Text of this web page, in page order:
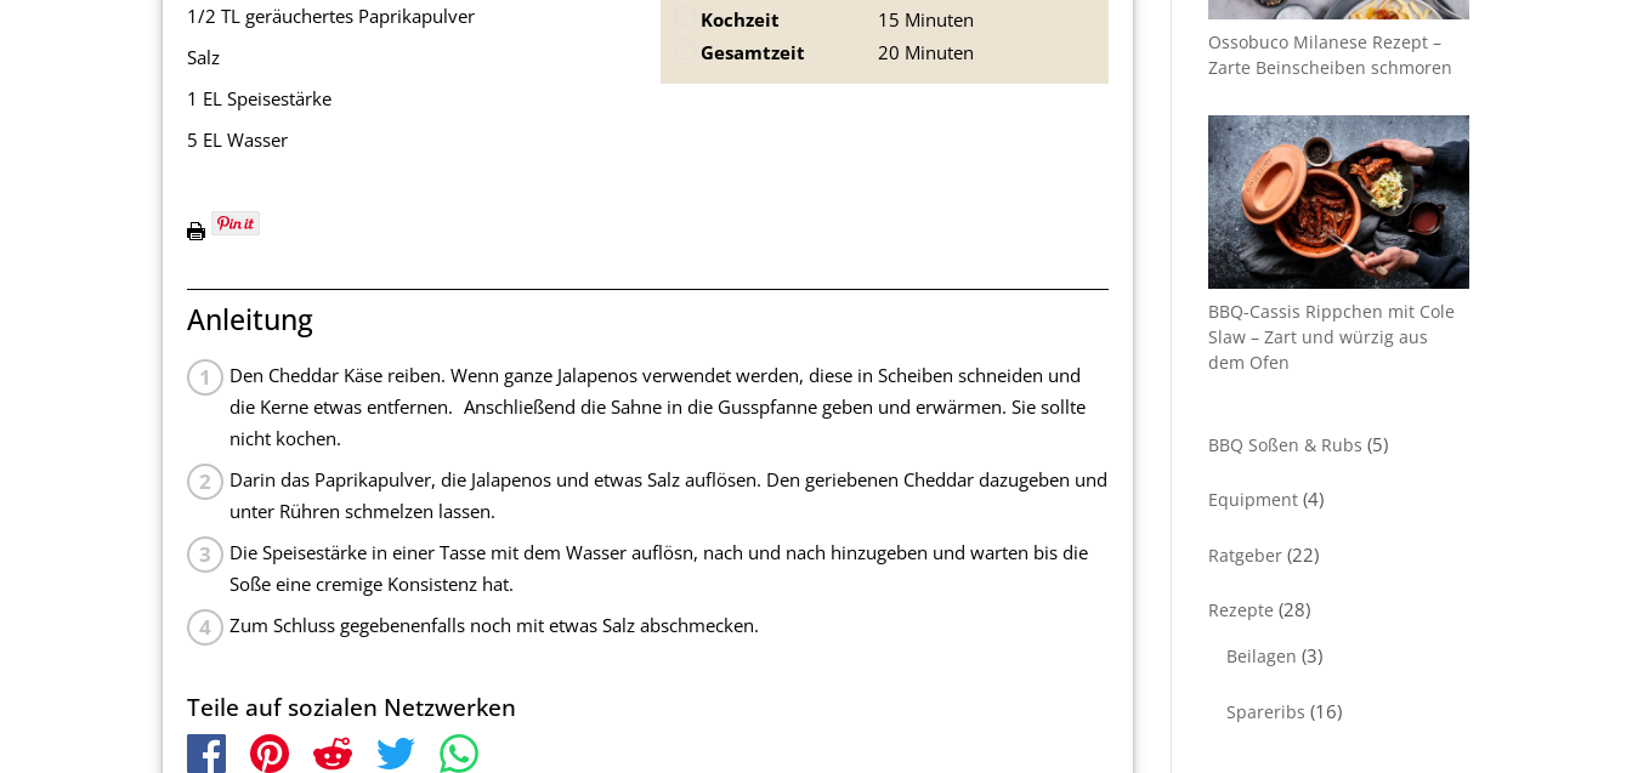
1/2 TL geräuchertes Paprikapulver
Salz
1 EL Speisestärke
5 EL Wasser
Kochzeit
15 Minuten
Gesamtzeit
20 Minuten
Anleitung
Den Cheddar Käse reiben. Wenn ganze Jalapenos verwendet werden, diese in Scheiben schneiden und
die Kerne etwas entfernen. Anschließend die Sahne in die Gusspfanne geben und erwärmen. Sie sollte
nicht kochen.
Darin das Paprikapulver, die Jalapenos und etwas Salz auflösen. Den geriebenen Cheddar dazugeben und
unter Rühren schmelzen lassen.
Die Speisestärke in einer Tasse mit dem Wasser auflösn, nach und nach hinzugeben und warten bis die
Soße eine cremige Konsistenz hat.
Zum Schluss gegebenenfalls noch mit etwas Salz abschmecken.
Teile auf sozialen Netzwerken
Ossobuco Milanese Rezept –
Zarte Beinscheiben schmoren
BBQ-Cassis Rippchen mit Cole
Slaw – Zart und würzig aus
dem Ofen
BBQ Soßen & Rubs (5)
Equipment(4)
Ratgeber(22)
Rezepte (28)
Beilagen (3)
Spareribs (16)